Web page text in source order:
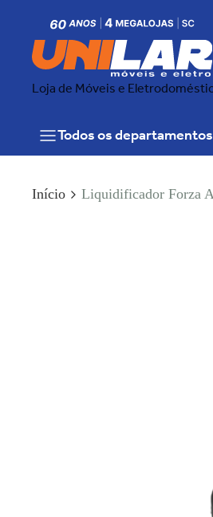
Loja de Móveis e
Todos os departamentos
Início Liquidificador Forza